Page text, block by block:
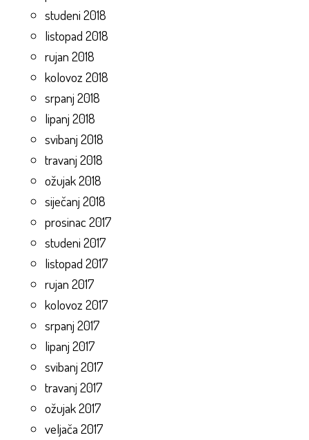
studeni 2018
listopad 2018
rujan 2018
kolovoz 2018
srpanj 2018
lipanj 2018
svibanj 2018
travanj 2018
ožujak 2018
siječanj 2018
prosinac 2017
studeni 2017
listopad 2017
rujan 2017
kolovoz 2017
srpanj 2017
lipanj 2017
svibanj 2017
travanj 2017
ožujak 2017
veljača 2017